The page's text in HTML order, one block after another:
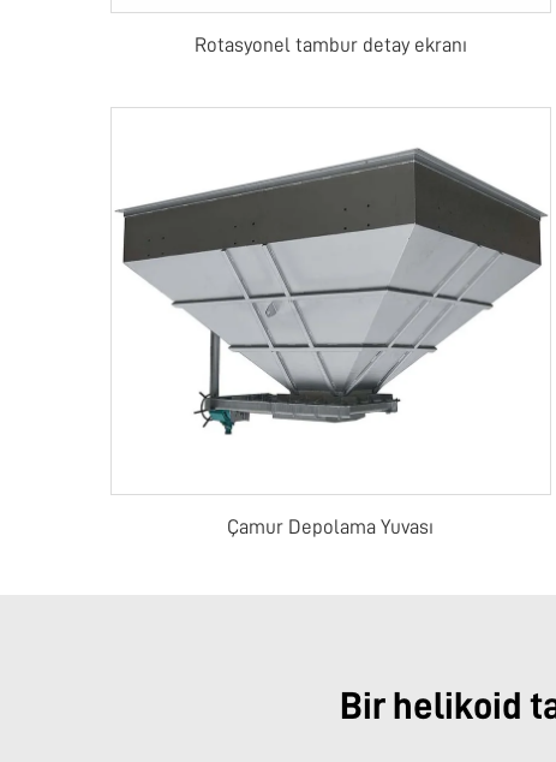
Rotasyonel tambur detay ekranı
Çamur Depolama Yuvası
Bir helikoid